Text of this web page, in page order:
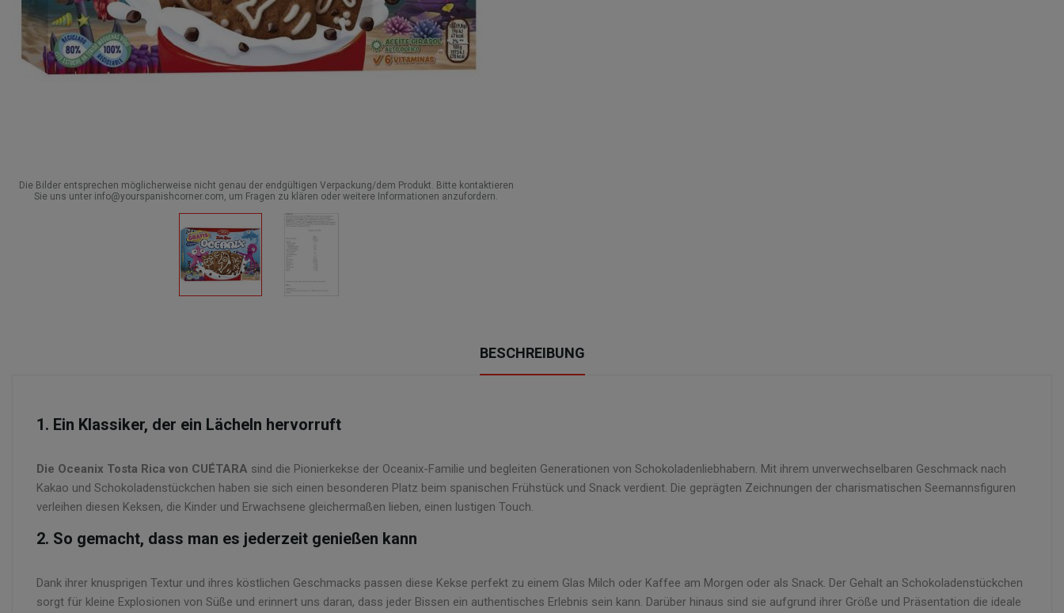
Die Bilder entsprechen möglicherweise nicht genau der endgültigen Verpackung/dem Produkt. Bitte kontaktieren
Sie uns unter info@yourspanishcorner.com, um Fragen zu klären oder weitere Informationen anzufordern.
BESCHREIBUNG
1. Ein Klassiker, der ein Lächeln hervorruft
Die Oceanix Tosta Rica von CUÉTARA sind die Pionierkekse der Oceanix-Familie und begleiten Generationen von Schokoladenliebhabern. Mit ihrem unverwechselbaren Geschmack nach
Kakao und Schokoladenstückchen haben sie sich einen besonderen Platz beim spanischen Frühstück und Snack verdient. Die geprägten Zeichnungen der charismatischen Seemannsfiguren
verleihen diesen Keksen, die Kinder und Erwachsene gleichermaßen lieben, einen lustigen Touch.
2. So gemacht, dass man es jederzeit genießen kann
Dank ihrer knusprigen Textur und ihres köstlichen Geschmacks passen diese Kekse perfekt zu einem Glas Milch oder Kaffee am Morgen oder als Snack. Der Gehalt an Schokoladenstückchen
sorgt für kleine Explosionen von Süße und erinnert uns daran, dass jeder Bissen ein authentisches Erlebnis sein kann. Darüber hinaus sind sie aufgrund ihrer Größe und Präsentation die ideale